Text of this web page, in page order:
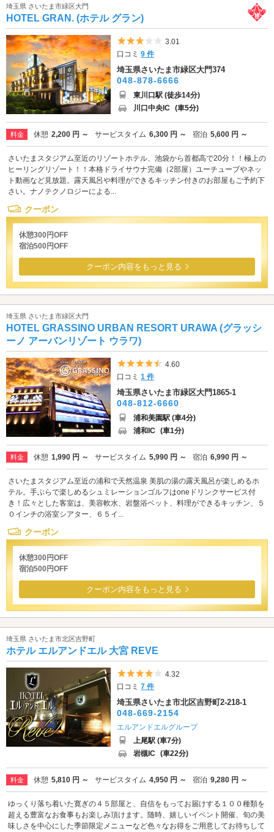
埼玉県 さいたま市緑区大門
HOTEL GRAN. (ホテル グラン)
5つ星のうち3
3.01
口コミ9 件
埼玉県さいたま市緑区大門374
048-878-6666
東川口駅 (徒歩14分)
川口中央IC (車5分)
料金 休憩 2,200 円 ～ サービスタイム 6,300 円 ～ 宿泊 5,600 円 ～
さいたまスタジアム至近のリゾートホテル、池袋から首都高で20分！！極上の
ヒーリングリゾート！！本格ドライサウナ完備（2部屋）ユーチューブやネッ
ト動画など見放題。露天風呂や料理ができるキッチン付きのお部屋もご予約下
さい。ナノテクノロジーによる...
クーポン
休憩300円OFF
宿泊500円OFF
クーポン内容をもっと見る
埼玉県 さいたま市緑区大門
HOTEL GRASSINO URBAN RESORT URAWA (グラッシ
ーノ アーバンリゾート ウラワ)
5つ星のうち4.5
4.60
口コミ1 件
埼玉県さいたま市緑区大門1865-1
048-812-6660
浦和美園駅 (車4分)
浦和IC (車1分)
料金 休憩 1,990 円 ～ サービスタイム 5,990 円 ～ 宿泊 6,990 円 ～
さいたまスタジアム至近の浦和で天然温泉 美肌の湯の露天風呂が楽しめるホ
テル。手ぶらで楽しめるシュミレーションゴルフはoneドリンクサービス付
き！広々とした客室は、美容軟水、岩盤浴ベット、料理ができるキッチン、５
０インチの浴室シアター、６５イ...
クーポン
休憩300円OFF
宿泊500円OFF
クーポン内容をもっと見る
埼玉県 さいたま市北区吉野町
ホテル エルアンドエル 大宮 REVE
5つ星のうち4
4.32
口コミ7 件
埼玉県さいたま市北区吉野町2-218-1
048-669-2154
エルアンドエルグループ
上尾駅 (車7分)
岩槻IC (車22分)
料金 休憩 5,810 円 ～ サービスタイム 4,950 円 ～ 宿泊 9,280 円 ～
ゆっくり落ち着いた寛ぎの４５部屋と、自信をもってお届けする１００種類を
超える豊富なお食事もお楽しみ頂けます。随時、嬉しいイベント開催、旬の美
味しさを中心にした季節限定メニューなど色々なお得をご用意してお待ちして